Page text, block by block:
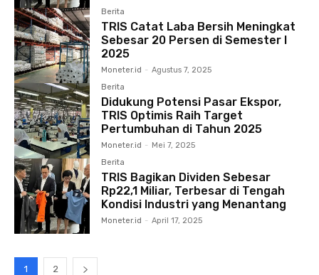
Berita
TRIS Catat Laba Bersih Meningkat
Sebesar 20 Persen di Semester I
2025
Moneter.id - Agustus 7, 2025
Berita
Didukung Potensi Pasar Ekspor,
TRIS Optimis Raih Target
Pertumbuhan di Tahun 2025
Moneter.id - Mei 7, 2025
Berita
TRIS Bagikan Dividen Sebesar
Rp22,1 Miliar, Terbesar di Tengah
Kondisi Industri yang Menantang
Moneter.id - April 17, 2025
1 2